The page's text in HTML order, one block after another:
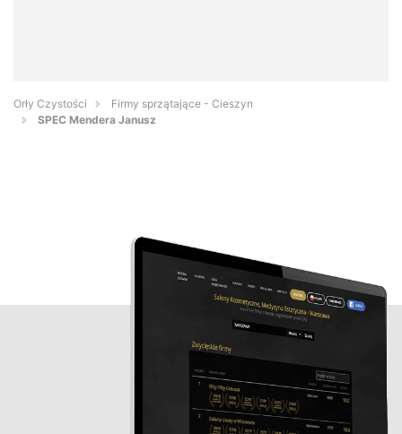
Orły Czystości
Firmy sprzątające - Cieszyn
SPEC Mendera Janusz